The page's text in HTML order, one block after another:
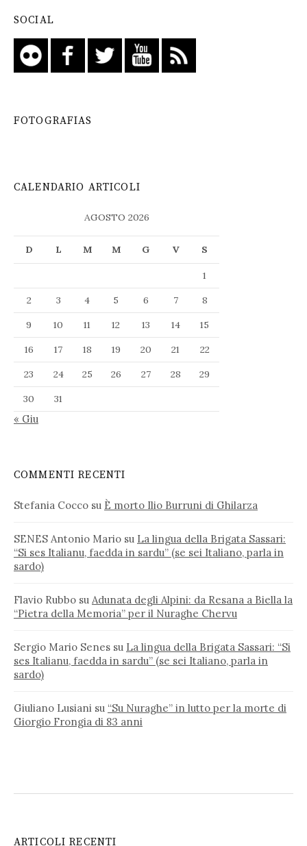
SOCIAL
FOTOGRAFIAS
CALENDARIO ARTICOLI
AGOSTO 2026
D L M M G V S
1
2
3 4 5 6 7
8
9
10 11 12 13 14
15
16
17 18 19 20 21
22
23
24 25 26 27 28
29
30
31
« Giu
COMMENTI RECENTI
Stefania Cocco su È morto Ilio Burruni di Ghilarza
SENES Antonio Mario su La lingua della Brigata Sassari:
“Si ses Italianu, faedda in sardu” (se sei Italiano, parla in
sardo)
Flavio Rubbo su Adunata degli Alpini: da Resana a Biella la
“Pietra della Memoria” per il Nuraghe Chervu
Sergio Mario Senes su La lingua della Brigata Sassari: “Si
ses Italianu, faedda in sardu” (se sei Italiano, parla in
sardo)
Giuliano Lusiani su “Su Nuraghe” in lutto per la morte di
Giorgio Frongia di 83 anni
ARTICOLI RECENTI